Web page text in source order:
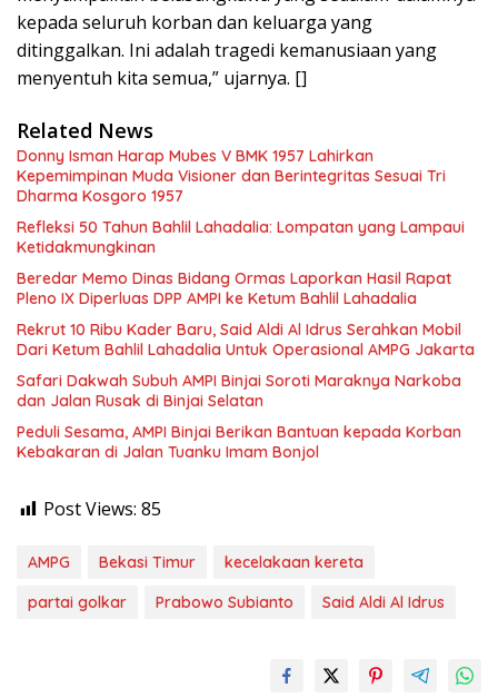
kepada seluruh korban dan keluarga yang
ditinggalkan. Ini adalah tragedi kemanusiaan yang
menyentuh kita semua,” ujarnya. []
Related News
Donny Isman Harap Mubes V BMK 1957 Lahirkan
Kepemimpinan Muda Visioner dan Berintegritas Sesuai Tri
Dharma Kosgoro 1957
Refleksi 50 Tahun Bahlil Lahadalia: Lompatan yang Lampaui
Ketidakmungkinan
Beredar Memo Dinas Bidang Ormas Laporkan Hasil Rapat
Pleno IX Diperluas DPP AMPI ke Ketum Bahlil Lahadalia
Rekrut 10 Ribu Kader Baru, Said Aldi Al Idrus Serahkan Mobil
Dari Ketum Bahlil Lahadalia Untuk Operasional AMPG Jakarta
Safari Dakwah Subuh AMPI Binjai Soroti Maraknya Narkoba
dan Jalan Rusak di Binjai Selatan
Peduli Sesama, AMPI Binjai Berikan Bantuan kepada Korban
Kebakaran di Jalan Tuanku Imam Bonjol
Post Views: 85
AMPG Bekasi Timur
kecelakaan kereta
partai golkar
Prabowo Subianto Said Aldi Al Idrus